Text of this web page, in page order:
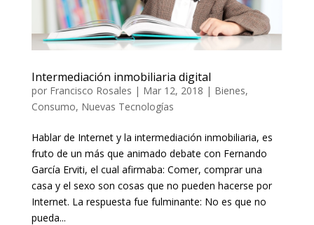
Intermediación inmobiliaria digital
por Francisco Rosales | Mar 12, 2018 | Bienes,
Consumo, Nuevas Tecnologías
Hablar de Internet y la intermediación inmobiliaria, es
fruto de un más que animado debate con Fernando
García Erviti, el cual afirmaba: Comer, comprar una
casa y el sexo son cosas que no pueden hacerse por
Internet. La respuesta fue fulminante: No es que no
pueda...